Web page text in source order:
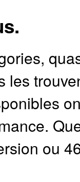
les
ou